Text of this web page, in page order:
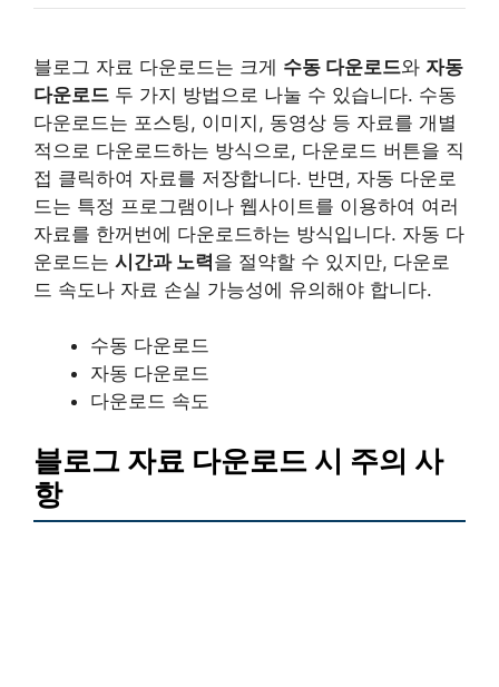
블로그 자료 다운로드는 크게 수동 다운로드와 자동
다운로드 두 가지 방법으로 나눌 수 있습니다. 수동
다운로드는 포스팅, 이미지, 동영상 등 자료를 개별
적으로 다운로드하는 방식으로, 다운로드 버튼을 직
접 클릭하여 자료를 저장합니다. 반면, 자동 다운로
드는 특정 프로그램이나 웹사이트를 이용하여 여러
자료를 한꺼번에 다운로드하는 방식입니다. 자동 다
운로드는 시간과 노력을 절약할 수 있지만, 다운로
드 속도나 자료 손실 가능성에 유의해야 합니다.
수동 다운로드
자동 다운로드
다운로드 속도
블로그 자료 다운로드 시 주의 사
항